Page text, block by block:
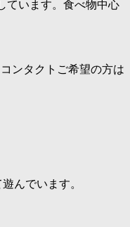
ています。食べ物中心
ンタクトご希望の方は
んでいます。